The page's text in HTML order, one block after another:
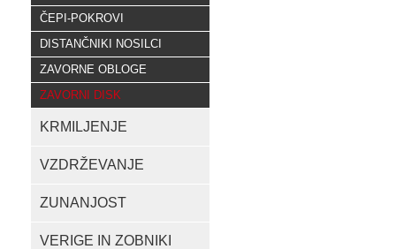
ČEPI-POKROVI
DISTANČNIKI NOSILCI
ZAVORNE OBLOGE
ZAVORNI DISK
KRMILJENJE
VZDRŽEVANJE
ZUNANJOST
VERIGE IN ZOBNIKI